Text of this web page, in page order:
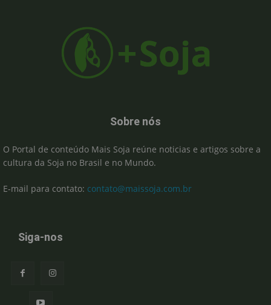
Sobre nós
O Portal de conteúdo Mais Soja reúne noticias e artigos sobre a
cultura da Soja no Brasil e no Mundo.
E-mail para contato: contato@maissoja.com.br
Siga-nos